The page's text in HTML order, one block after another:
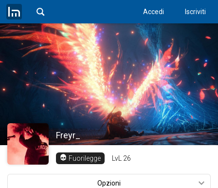
Accedi Iscriviti
Freyr_
Fuorilegge LvL 26
Opzioni